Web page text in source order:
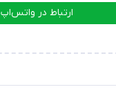
ارتباط در واتس‌اپ